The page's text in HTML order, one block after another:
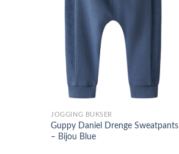
JOGGING BUKSER
Guppy Daniel Drenge Sweatpants
– Bijou Blue